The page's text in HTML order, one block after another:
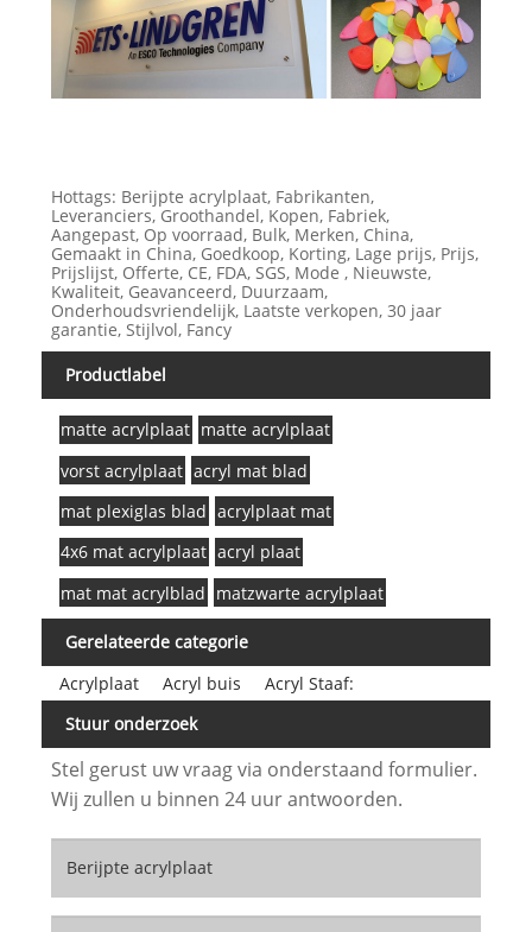
Hottags: Berijpte acrylplaat, Fabrikanten,
Leveranciers, Groothandel, Kopen, Fabriek,
Aangepast, Op voorraad, Bulk, Merken, China,
Gemaakt in China, Goedkoop, Korting, Lage prijs, Prijs,
Prijslijst, Offerte, CE, FDA, SGS, Mode , Nieuwste,
Kwaliteit, Geavanceerd, Duurzaam,
Onderhoudsvriendelijk, Laatste verkopen, 30 jaar
garantie, Stijlvol, Fancy
Productlabel
matte acrylplaat matte acrylplaat
vorst acrylplaat acryl mat blad
mat plexiglas blad acrylplaat mat
4x6 mat acrylplaat acryl plaat
mat mat acrylblad matzwarte acrylplaat
Gerelateerde categorie
Acrylplaat
Acryl buis
Acryl Staaf:
Stuur onderzoek
Stel gerust uw vraag via onderstaand formulier.
Wij zullen u binnen 24 uur antwoorden.